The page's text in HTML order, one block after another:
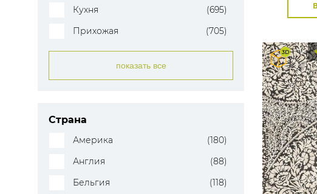
Кухня
(695)
Прихожая
(705)
показать все
Страна
Америка
(180)
Англия
(88)
Бельгия
(118)